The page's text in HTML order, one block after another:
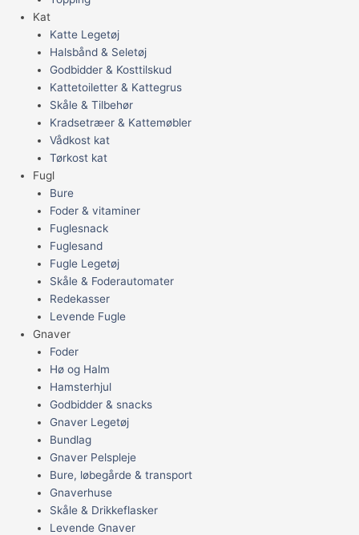
Kat
Katte Legetøj
Halsbånd & Seletøj
Godbidder & Kosttilskud
Kattetoiletter & Kattegrus
Skåle & Tilbehør
Kradsetræer & Kattemøbler
Vådkost kat
Tørkost kat
Fugl
Bure
Foder & vitaminer
Fuglesnack
Fuglesand
Fugle Legetøj
Skåle & Foderautomater
Redekasser
Levende Fugle
Gnaver
Foder
Hø og Halm
Hamsterhjul
Godbidder & snacks
Gnaver Legetøj
Bundlag
Gnaver Pelspleje
Bure, løbegårde & transport
Gnaverhuse
Skåle & Drikkeflasker
Levende Gnaver